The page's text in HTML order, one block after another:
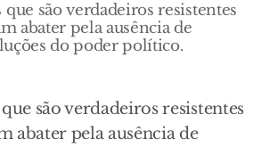
são verdadeiros resistentes
abater pela ausência de
do poder político.
são verdadeiros resistentes
abater pela ausência de